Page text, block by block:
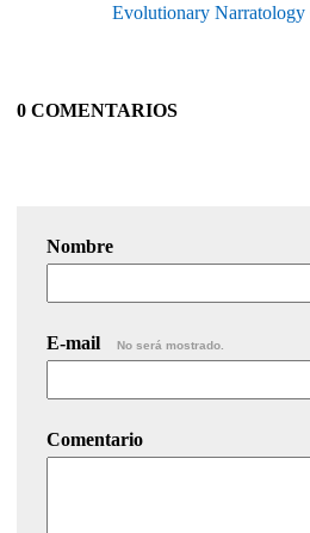
Evolutionary Narratology
0 COMENTARIOS
Nombre
E-mail No será mostrado.
Comentario